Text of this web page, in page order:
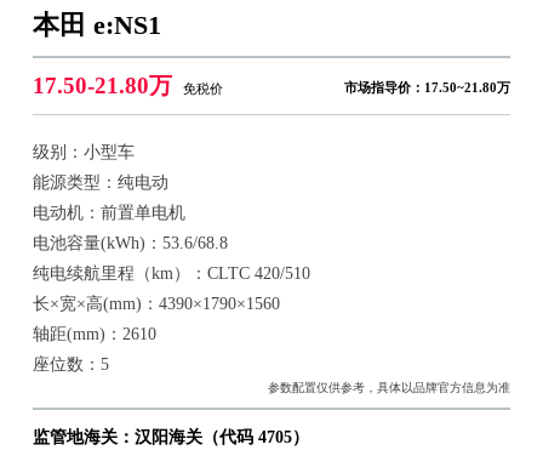
本田 e:NS1
17.50-21.80万 免税价 市场指导价：17.50~21.80万
级别：小型车
能源类型：纯电动
电动机：前置单电机
电池容量(kWh)：53.6/68.8
纯电续航里程（km）：CLTC 420/510
长×宽×高(mm)：4390×1790×1560
轴距(mm)：2610
座位数：5
参数配置仅供参考，具体以品牌官方信息为准
监管地海关：汉阳海关（代码 4705）